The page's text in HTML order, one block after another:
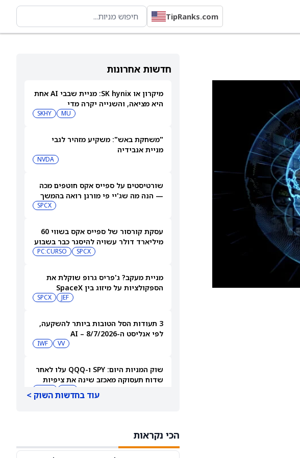
TipRanks.com
חדשות אחרונות
מיקרון או SK hynix: מניית שבבי AI אחת
היא מציאה, והשנייה יקרה מדי
MU
SKHY
"משחקת באש": משקיע מזהיר לגבי
מניית אנבידיה
NVDA
שורטיסטים על ספייס אקס חוטפים מכה
— הנה מה שג'יי פי מורגן רואה בהמשך
SPCX
עסקת קורסור של ספייס אקס בשווי 60
מיליארד דולר עשויה להיסגר כבר בשבוע
SPCX
PC:CURSO
מניית מעקב? ג'פריס גרופ שוקלת את
הספקולציות על מיזוג בין SpaceX
JEF
SPCX
3 תעודות הסל הטובות ביותר להשקעה,
לפי אנליסט ה-AI – 8/7/2026
VV
IWF
שוק המניות היום: SPY ו-QQQ עלו לאחר
שדוח תעסוקה מאכזב שינה את ציפיות
עוד בחדשות השוק >
הכי נקראות